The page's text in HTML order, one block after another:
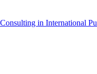
Consulting in International